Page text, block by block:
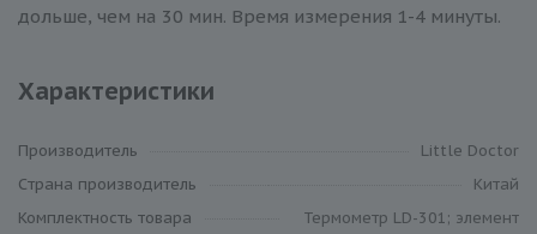
дольше, чем на 30 мин. Время измерения 1-4 минуты.
Характеристики
Производитель
Little Doctor
Cтрана производитель
Китай
Комплектность товара
Термометр LD-301; элемент